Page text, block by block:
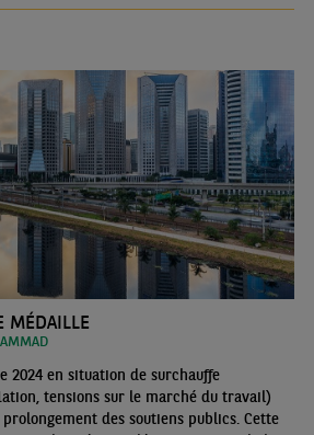
les signes de modération de l’économie
MÉDAILLE
2024 en situation de surchauffe
tensions sur le marché du travail)
des soutiens publics. Cette